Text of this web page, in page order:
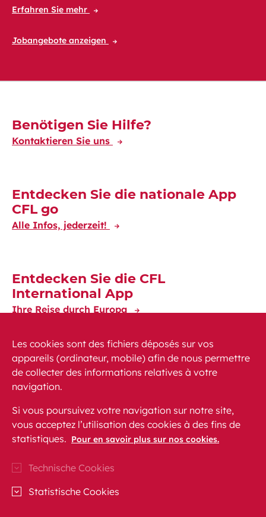
Erfahren Sie mehr
Jobangebote anzeigen
Découvrez-en plus
Benötigen Sie Hilfe?
Kontaktieren Sie uns
Entdecken Sie die nationale App
CFL go
Alle Infos, jederzeit!
Entdecken Sie die CFL
International App
Ihre Reise durch Europa
Kontakt
Sitemap
Gesetzliche Voraussetzungen
Datenschutz
CFL auf Instagram (Öffnet ein neues Fenster)
Blog CFL (Öffnet ein neues Fenster)
CFL auf Facebook (Öffnet ein neues
Les cookies sont des fichiers déposés sur vos
appareils (ordinateur, mobile) afin de nous permettre
de collecter des informations relatives à votre
navigation.
Si vous poursuivez votre navigation sur notre site,
vous acceptez l’utilisation des cookies à des fins de
statistiques. Pour en savoir plus sur nos cookies.
Technische Cookies
Statistische Cookies